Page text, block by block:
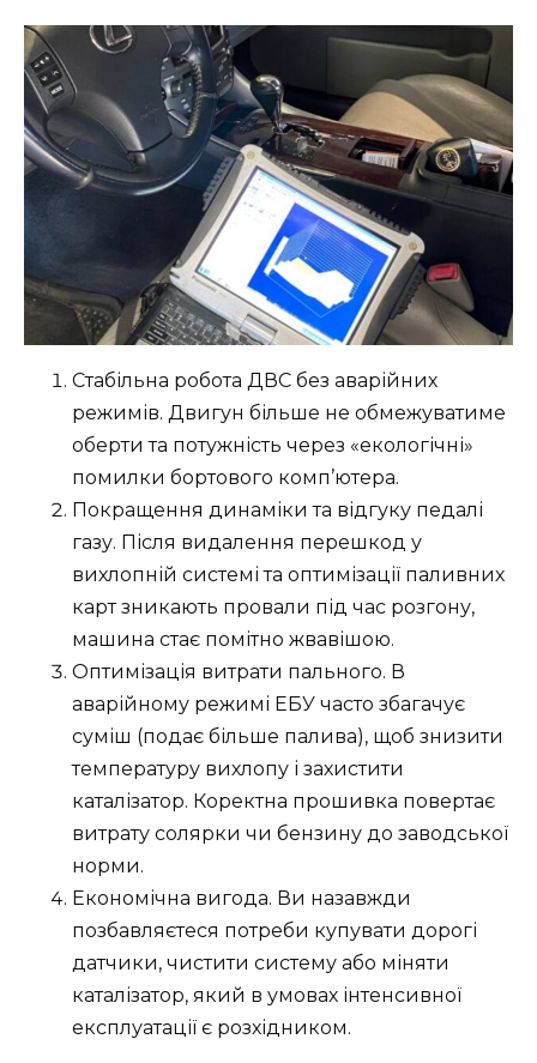
Стабільна робота ДВС без аварійних
режимів. Двигун більше не обмежуватиме
оберти та потужність через «екологічні»
помилки бортового комп’ютера.
Покращення динаміки та відгуку педалі
газу. Після видалення перешкод у
вихлопній системі та оптимізації паливних
карт зникають провали під час розгону,
машина стає помітно жвавішою.
Оптимізація витрати пального. В
аварійному режимі ЕБУ часто збагачує
суміш (подає більше палива), щоб знизити
температуру вихлопу і захистити
каталізатор. Коректна прошивка повертає
витрату солярки чи бензину до заводської
норми.
Економічна вигода. Ви назавжди
позбавляєтеся потреби купувати дорогі
датчики, чистити систему або міняти
каталізатор, який в умовах інтенсивної
експлуатації є розхідником.